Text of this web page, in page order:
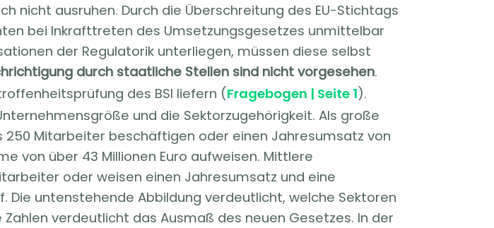
nicht ausruhen. Durch die Überschreitung des EU-Stichtags
bei Inkrafttreten des Umsetzungsgesetzes unmittelbar
der Regulatorik unterliegen, müssen diese selbst
durch staatliche Stellen sind nicht vorgesehen.
des BSI liefern (Fragebogen | Seite 1).
und die Sektorzugehörigkeit. Als große
Mitarbeiter beschäftigen oder einen Jahresumsatz von
von über 43 Millionen Euro aufweisen. Mittlere
oder weisen einen Jahresumsatz und eine
Die untenstehende Abbildung verdeutlicht, welche Sektoren
verdeutlicht das Ausmaß des neuen Gesetzes. In der